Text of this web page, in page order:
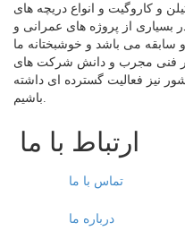
و کاروگیت و انواع دریچه های
بسیاری از پروژه های عمرانی و
سابقه می باشد و خوشبختانه ما
کادر فنی مجرب و دانش شرکت های
نیز فعالیت گسترده ای داشته
ارتباط با ما
تماس با ما
درباره ما